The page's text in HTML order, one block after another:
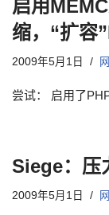
启用
缩，“扩容
2009年5月1日
尝试： 启用了
Siege：压
2009年5月1日